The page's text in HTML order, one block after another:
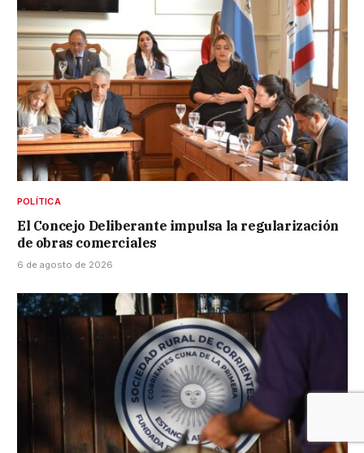
POLÍTICA
El Concejo Deliberante impulsa la regularización
de obras comerciales
6 de agosto de 2026